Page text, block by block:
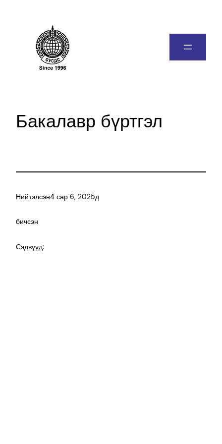
Бакалавр бүртгэл
Нийтэлсэн4 сар 6, 2025д
бичсэн
Сэдвүүд: